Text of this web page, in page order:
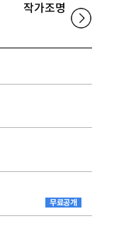
작가조명 논단
무료공개